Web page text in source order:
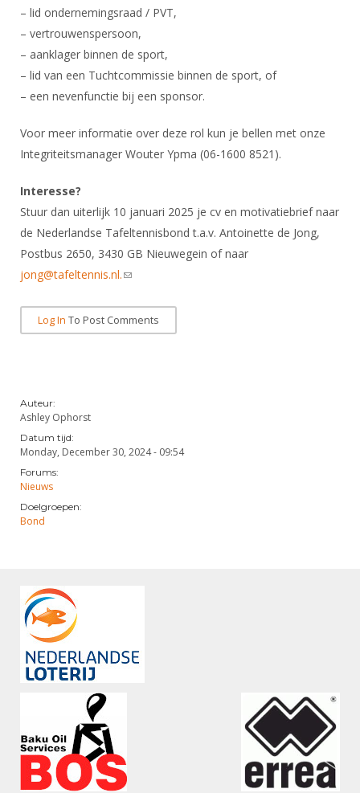
– lid ondernemingsraad / PVT,
– vertrouwenspersoon,
– aanklager binnen de sport,
– lid van een Tuchtcommissie binnen de sport, of
– een nevenfunctie bij een sponsor.
Voor meer informatie over deze rol kun je bellen met onze
Integriteitsmanager Wouter Ypma (06-1600 8521).
Interesse?
Stuur dan uiterlijk 10 januari 2025 je cv en motivatiebrief naar
de Nederlandse Tafeltennisbond t.a.v. Antoinette de Jong,
Postbus 2650, 3430 GB Nieuwegein of naar
jong@tafeltennis.nl.(link sends e-mail)
Log In To Post Comments
Auteur:
Ashley Ophorst
Datum tijd:
Monday, December 30, 2024 - 09:54
Forums:
Nieuws
Doelgroepen:
Bond